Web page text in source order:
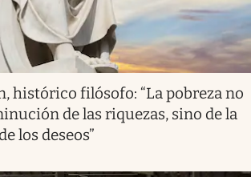
histórico filósofo: “La pobreza no
de las riquezas, sino de la
los deseos”